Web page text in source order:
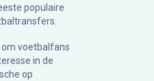
populaire
om voetbalfans
in de
op